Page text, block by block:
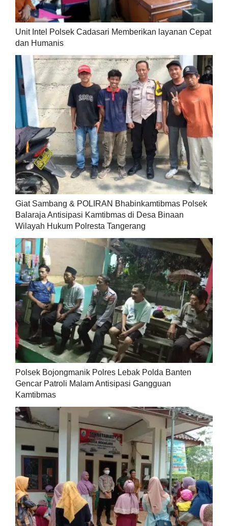
Unit Intel Polsek Cadasari Memberikan layanan Cepat
dan Humanis
Giat Sambang & POLIRAN Bhabinkamtibmas Polsek
Balaraja Antisipasi Kamtibmas di Desa Binaan
Wilayah Hukum Polresta Tangerang ‎ ‎
Polsek Bojongmanik Polres Lebak Polda Banten
Gencar Patroli Malam Antisipasi Gangguan
Kamtibmas